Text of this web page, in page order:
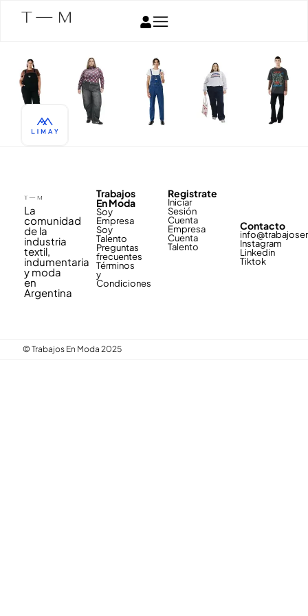
La
comunidad
de la
industria
textil,
indumentaria
y moda
en
Argentina
Trabajos
En Moda
Soy
Empresa
Soy
Talento
Preguntas
frecuentes
Términos
y
Condiciones
Registrate
Iniciar
Sesión
Cuenta
Empresa
Cuenta
Talento
Contacto
Instagram
Linkedin
Tiktok
© Trabajos En Moda 2025